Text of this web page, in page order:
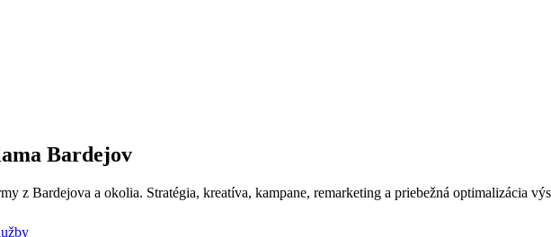
Bardejov
z Bardejova a okolia. Stratégia, kreatíva, kampane, remarketing a priebežná optimalizácia